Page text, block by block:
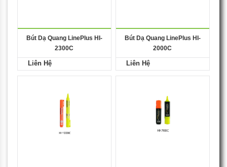
Bút Dạ Quang LinePlus HI-
2300C
Liên Hệ
Bút Dạ Quang LinePlus HI-
2000C
Liên Hệ